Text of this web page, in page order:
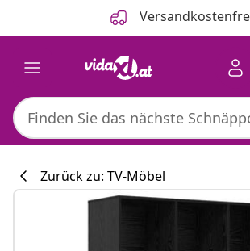
Zurück zu: TV-Möbel